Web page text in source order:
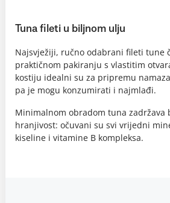
Tuna fileti u biljnom ulju
Najsvježiji, ručno odabrani fileti tune
praktičnom pakiranju s vlastitim
kostiju idealni su za pripremu
pa je mogu konzumirati i najmlađi.
Minimalnom obradom tuna zadržava
hranjivost: očuvani su svi vrijedni
kiseline i vitamine B kompleksa.